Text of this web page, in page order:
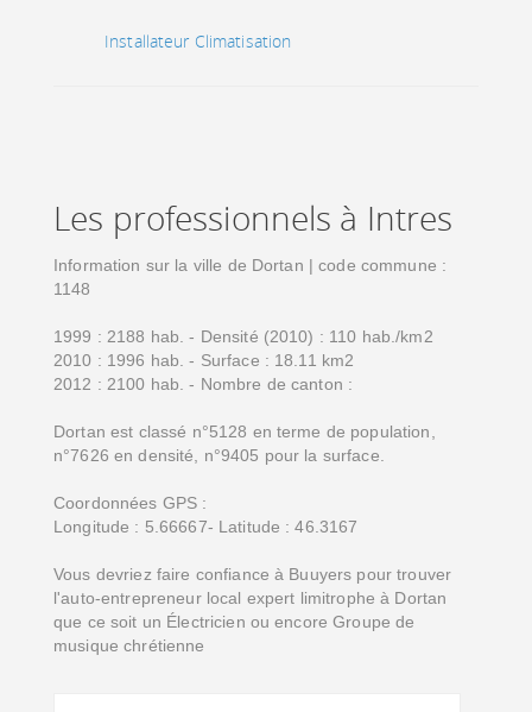
Installateur Climatisation
Les professionnels à Intres
Information sur la ville de Dortan | code commune :
1148
1999 : 2188 hab. - Densité (2010) : 110 hab./km2
2010 : 1996 hab. - Surface : 18.11 km2
2012 : 2100 hab. - Nombre de canton :
Dortan est classé n°5128 en terme de population,
n°7626 en densité, n°9405 pour la surface.
Coordonnées GPS :
Longitude : 5.66667- Latitude : 46.3167
Vous devriez faire confiance à Buuyers pour trouver
l'auto-entrepreneur local expert limitrophe à Dortan
que ce soit un Électricien ou encore Groupe de
musique chrétienne